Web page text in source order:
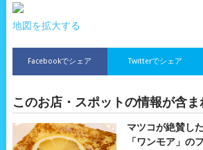
地図を拡大する
Facebookでシェア Twitterでシェア
このお店・スポットの情報が含
マツコが絶賛し
「ワンモア」の